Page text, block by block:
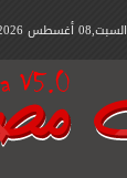
السبت,08 أغسطس 2026